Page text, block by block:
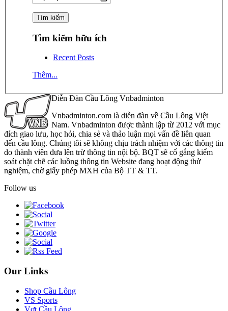
Tìm kiếm hữu ích
Recent Posts
Thêm...
Diễn Đàn Cầu Lông Vnbadminton
Vnbadminton.com là diễn đàn về Cầu Lông Việt
Nam. Vnbadminton được thành lập từ 2012 với mục
đích giao lưu, học hỏi, chia sẻ và thảo luận mọi vấn đề liên quan
đến cầu lông. Chúng tôi sẽ không chịu trách nhiệm với các thông tin
do thành viên đưa lên trừ thông tin nội bộ. BQT sẽ cố gắng kiểm
soát chặt chẽ các luồng thông tin Website đang hoạt động thử
nghiệm, chờ giấy phép MXH của Bộ TT & TT.
Follow us
Our Links
Shop Cầu Lông
VS Sports
Vợt Cầu Lông